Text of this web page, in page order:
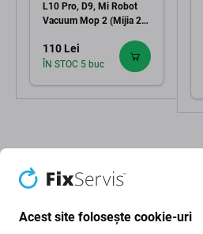
L10 Pro, D9, Mi Robot
Vacuum Mop 2 (Mijia 2C)
110 Lei
ÎN STOC 5 buc
Acest site folosește cookie-uri